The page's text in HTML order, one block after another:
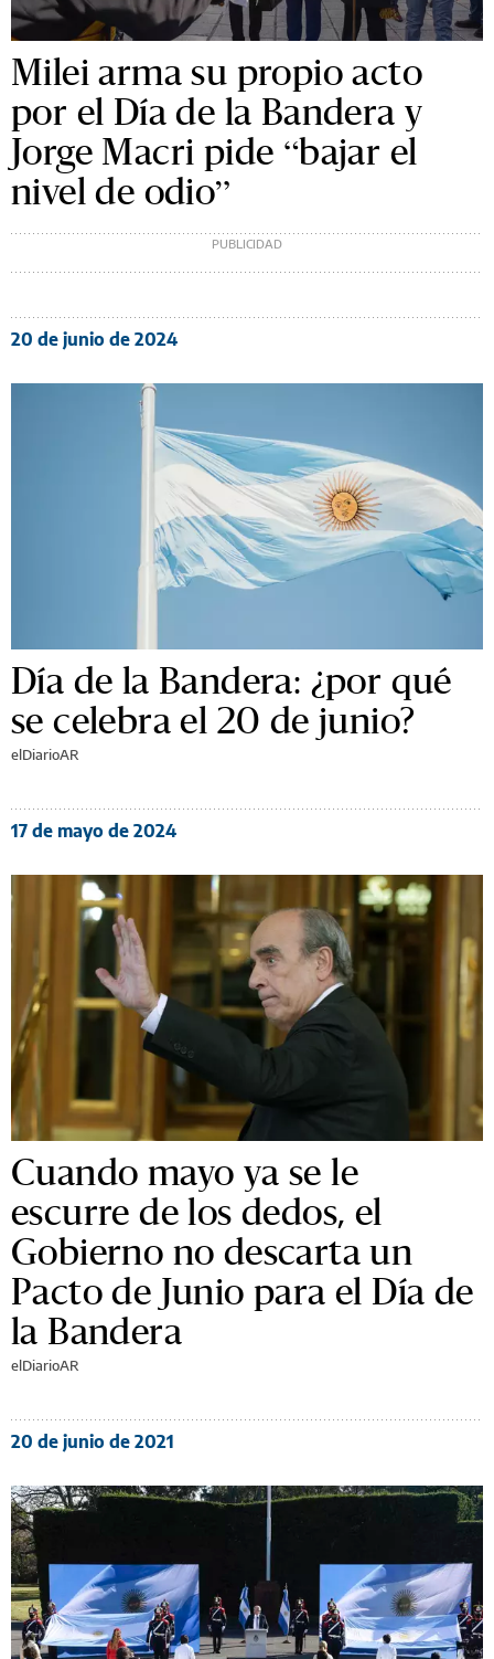
Milei arma su propio acto
por el Día de la Bandera y
Jorge Macri pide “bajar el
nivel de odio”
20 de junio de 2024
Día de la Bandera: ¿por qué
se celebra el 20 de junio?
elDiarioAR
17 de mayo de 2024
Cuando mayo ya se le
escurre de los dedos, el
Gobierno no descarta un
Pacto de Junio para el Día de
la Bandera
elDiarioAR
20 de junio de 2021